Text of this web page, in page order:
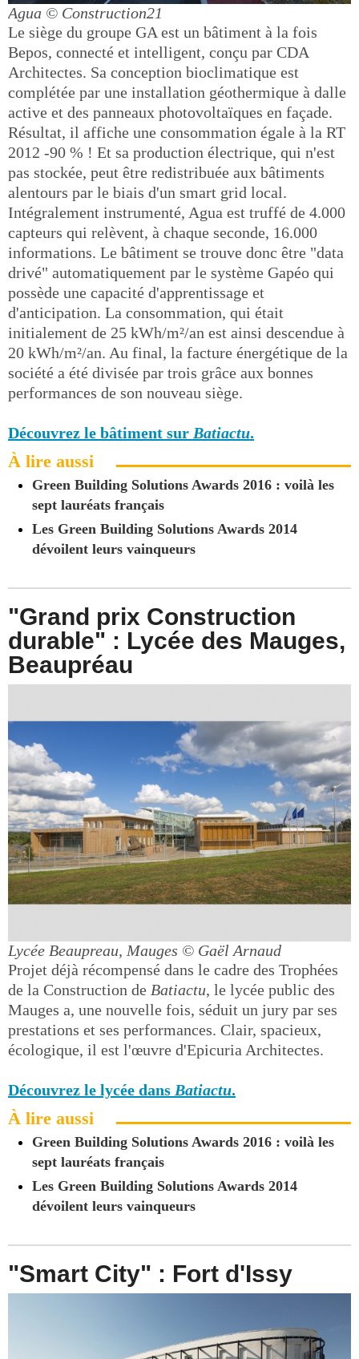
Agua © Construction21
Le siège du groupe GA est un bâtiment à la fois
Bepos, connecté et intelligent, conçu par CDA
Architectes. Sa conception bioclimatique est
complétée par une installation géothermique à dalle
active et des panneaux photovoltaïques en façade.
Résultat, il affiche une consommation égale à la RT
2012 -90 % ! Et sa production électrique, qui n'est
pas stockée, peut être redistribuée aux bâtiments
alentours par le biais d'un smart grid local.
Intégralement instrumenté, Agua est truffé de 4.000
capteurs qui relèvent, à chaque seconde, 16.000
informations. Le bâtiment se trouve donc être "data
drivé" automatiquement par le système Gapéo qui
possède une capacité d'apprentissage et
d'anticipation. La consommation, qui était
initialement de 25 kWh/m²/an est ainsi descendue à
20 kWh/m²/an. Au final, la facture énergétique de la
société a été divisée par trois grâce aux bonnes
performances de son nouveau siège.
Découvrez le bâtiment sur Batiactu.
À lire aussi
Green Building Solutions Awards 2016 : voilà les
sept lauréats français
Les Green Building Solutions Awards 2014
dévoilent leurs vainqueurs
"Grand prix Construction
durable" : Lycée des Mauges,
Beaupréau
Lycée Beaupreau, Mauges © Gaël Arnaud
Projet déjà récompensé dans le cadre des Trophées
de la Construction de Batiactu, le lycée public des
Mauges a, une nouvelle fois, séduit un jury par ses
prestations et ses performances. Clair, spacieux,
écologique, il est l'œuvre d'Epicuria Architectes.
Découvrez le lycée dans Batiactu.
À lire aussi
Green Building Solutions Awards 2016 : voilà les
sept lauréats français
Les Green Building Solutions Awards 2014
dévoilent leurs vainqueurs
"Smart City" : Fort d'Issy